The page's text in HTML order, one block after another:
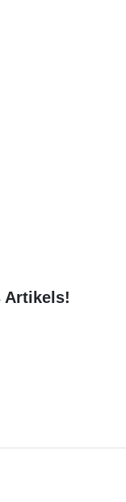
Artikels!